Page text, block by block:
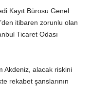
Kayıt Bürosu Genel
itibaren zorunlu olan
Ticaret Odası
Akdeniz, alacak riskini
rekabet şanslarının